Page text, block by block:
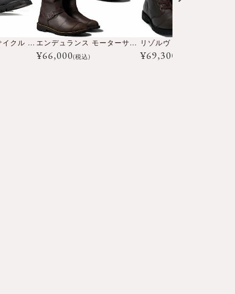
フィンチ モーターサイクル ブーツ エンデュランス モーターサイクル ブーツ
¥66,000(税込) ¥69,300